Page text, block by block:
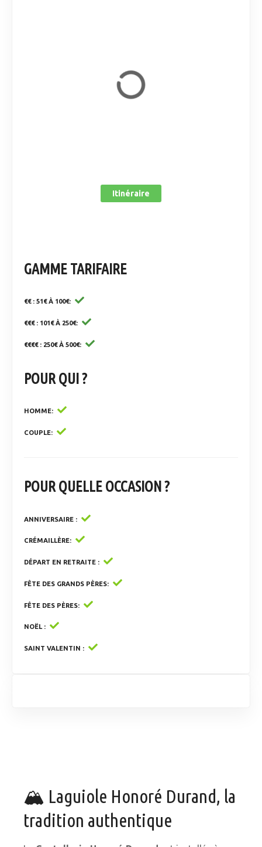
Itinéraire
GAMME TARIFAIRE
€€ : 51€ À 100€
€€€ : 101€ À 250€
€€€€ : 250€ À 500€
POUR QUI ?
HOMME
COUPLE
POUR QUELLE OCCASION ?
ANNIVERSAIRE
CRÉMAILLÈRE
DÉPART EN RETRAITE
FÊTE DES GRANDS PÈRES
FÊTE DES PÈRES
NOËL
SAINT VALENTIN
🏔️ Laguiole Honoré Durand, la
tradition authentique